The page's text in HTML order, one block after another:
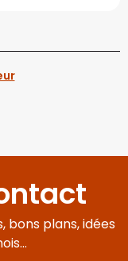
bons plans, idées